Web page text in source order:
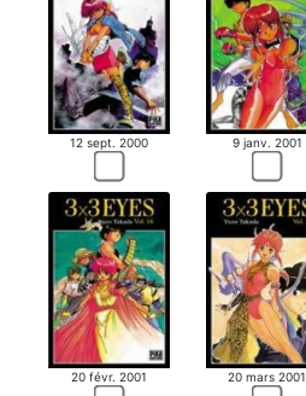
12 sept. 2000 9 janv. 2001
20 févr. 2001 20 mars 2001